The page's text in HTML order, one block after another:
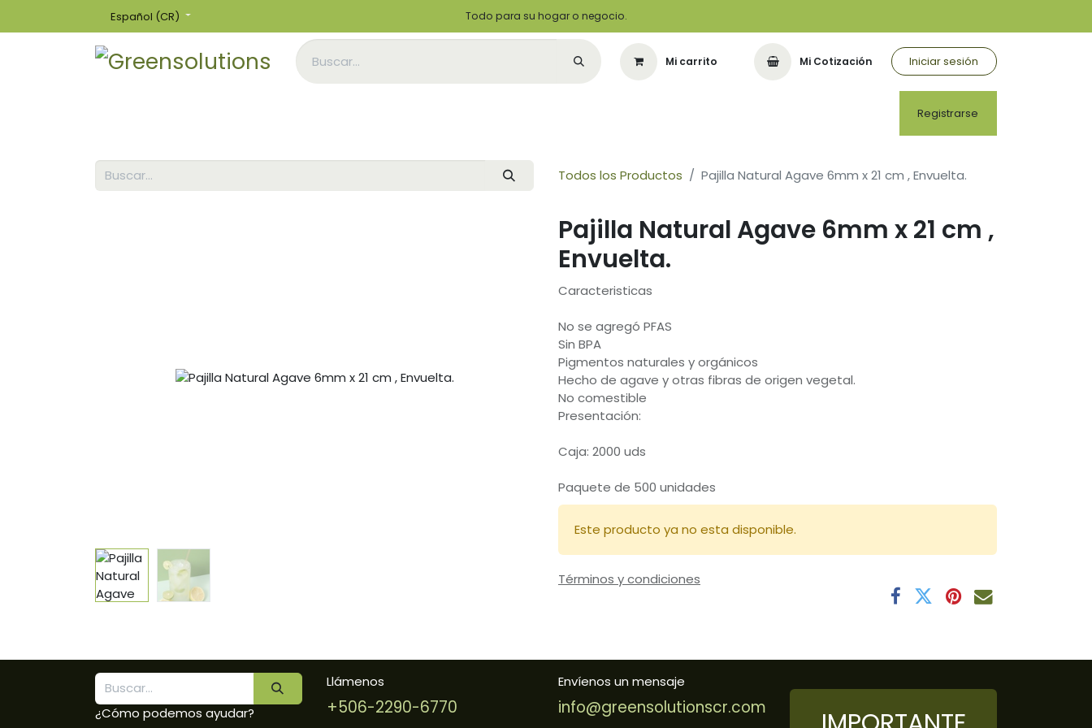
Español (CR) Todo para su hogar o negocio.
Mi carrito Mi Cotización Iniciar sesión
Registrarse
Todos los Productos Pajilla Natural Agave 6mm x 21 cm , Envuelta.
Pajilla Natural Agave 6mm x 21 cm ,
Envuelta.
Caracteristicas
No se agregó PFAS
Sin BPA
Pigmentos naturales y orgánicos
Hecho de agave y otras fibras de origen vegetal.
No comestible
Presentación:
Caja: 2000 uds
Paquete de 500 unidades
Este producto ya no esta disponible.
Términos y condiciones
¿Cómo podemos ayudar?
Llámenos
+506-2290-6770
Envíenos un mensaje
info@greensolutionscr.com